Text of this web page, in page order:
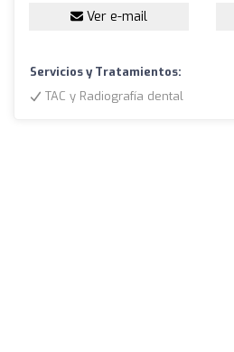
Ver e-mail
Servicios y Tratamientos:
TAC y Radiografía dental